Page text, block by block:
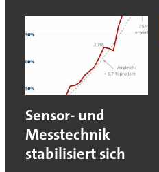
Sensor- und
Messtechnik
stabilisiert sich